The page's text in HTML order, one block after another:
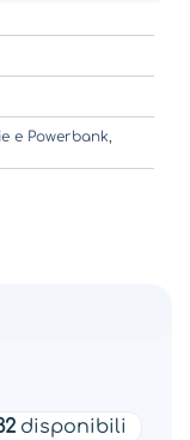
e Powerbank,
10.000MAH 25W
disponibili